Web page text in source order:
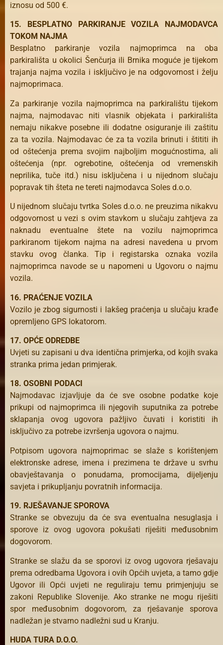
iznosu od 500 €.
15. BESPLATNO PARKIRANJE VOZILA NAJMODAVCA
TOKOM NAJMA
Besplatno parkiranje vozila najmoprimca na oba
parkirališta u okolici Šenčurja ili Brnika moguće je tijekom
trajanja najma vozila i isključivo je na odgovornost i želju
najmoprimaca.
Za parkiranje vozila najmoprimca na parkiralištu tijekom
najma, najmodavac niti vlasnik objekata i parkirališta
nemaju nikakve posebne ili dodatne osiguranje ili zaštitu
za ta vozila. Najmodavac će za ta vozila brinuti i štititi ih
od oštećenja prema svojim najboljim mogućnostima, ali
oštećenja (npr. ogrebotine, oštećenja od vremenskih
neprilika, tuče itd.) nisu isključena i u nijednom slučaju
popravak tih šteta ne tereti najmodavca Soles d.o.o.
U nijednom slučaju tvrtka Soles d.o.o. ne preuzima nikakvu
odgovornost u vezi s ovim stavkom u slučaju zahtjeva za
naknadu eventualne štete na vozilu najmoprimca
parkiranom tijekom najma na adresi navedena u prvom
stavku ovog članka. Tip i registarska oznaka vozila
najmoprimca navode se u napomeni u Ugovoru o najmu
vozila.
16. PRAĆENJE VOZILA
Vozilo je zbog sigurnosti i lakšeg praćenja u slučaju krađe
opremljeno GPS lokatorom.
17. OPĆE ODREDBE
Uvjeti su zapisani u dva identična primjerka, od kojih svaka
stranka prima jedan primjerak.
18. OSOBNI PODACI
Najmodavac izjavljuje da će sve osobne podatke koje
prikupi od najmoprimca ili njegovih suputnika za potrebe
sklapanja ovog ugovora pažljivo čuvati i koristiti ih
isključivo za potrebe izvršenja ugovora o najmu.
Potpisom ugovora najmoprimac se slaže s korištenjem
elektronske adrese, imena i prezimena te države u svrhu
obavještavanja o ponudama, promocijama, dijeljenju
savjeta i prikupljanju povratnih informacija.
19. RJEŠAVANJE SPOROVA
Stranke se obvezuju da će sva eventualna nesuglasja i
sporove iz ovog ugovora pokušati riješiti međusobnim
dogovorom.
Stranke se slažu da se sporovi iz ovog ugovora rješavaju
prema odredbama Ugovora i ovih Općih uvjeta, a tamo gdje
Ugovor ili Opći uvjeti ne reguliraju temu primjenjuju se
zakoni Republike Slovenije. Ako stranke ne mogu riješiti
spor međusobnim dogovorom, za rješavanje sporova
nadležan je stvarno nadležni sud u Kranju.
HUDA TURA D.O.O.